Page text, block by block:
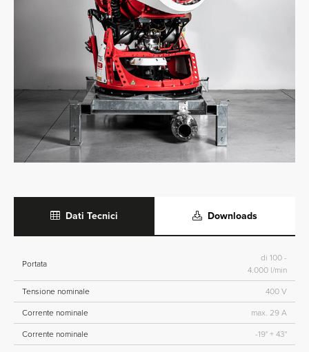
Dati Tecnici Downloads
Portata
di 100 -
4.000 l/min
Tensione nominale 400 V
Corrente nominale max. 29 A
Corrente nominale -19° + 43°